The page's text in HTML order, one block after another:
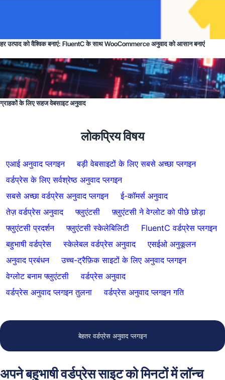
हर उत्पाद को वैश्विक बनाएं: FluentC के साथ WooCommerce अनुवाद को आसान बनाएं
ग्राहकों के लिए सहज वेबसाइट अनुवाद
लोकप्रिय विषय
एआई अनुवाद प्लगइन
बड़ी वेबसाइटों के लिए सबसे अच्छा प्लगइन
वर्डप्रेस के लिए सर्वश्रेष्ठ अनुवाद प्लगइन
सबसे अच्छा वर्डप्रेस अनुवाद प्लगइन
ई-कॉमर्स अनुवाद
तेज़ वर्डप्रेस अनुवाद
फ्लुएंटसी
फ़्लुएंटसी ने वेग्लोट को पीछे छोड़ा
फ्लुएंटसी प्रदर्शन
फ्लुएंटसी स्केलेबिलिटी
FluentC वर्डप्रेस प्लगइन
बहुभाषी वर्डप्रेस
स्केलेबल वर्डप्रेस अनुवाद
एसईओ अनुकूलन
अनुवाद प्रबंधन
उच्च-ट्रैफ़िक साइटों के लिए अनुवाद प्लगइन
वेग्लोट बनाम फ्लुएंटसी
वर्डप्रेस अनुवाद
वर्डप्रेस अनुवाद प्लगइन तुलना
वर्डप्रेस अनुवाद प्लगइन गति
बेहतर वर्डप्रेस अनुवाद प्लगइन
अपने बहुभाषी वर्डप्रेस साइट को मिनटों में लॉन्च